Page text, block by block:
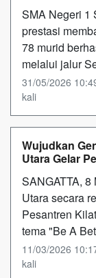
SMA Negeri 1
prestasi
78 murid
melalui jalur
31/05/2026
kali
Wujudkan
Utara Gelar
SANGATTA,
Utara secara
Pesantren
tema "Be A
11/03/2026
kali